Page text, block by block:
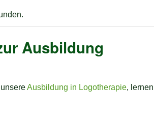
Ausbildung
Ausbildung in Logotherapie,